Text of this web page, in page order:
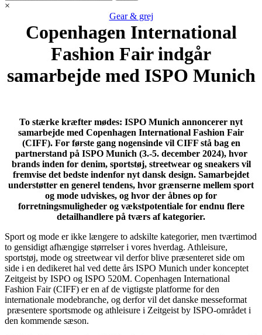
×
Gear & grej
Copenhagen International
Fashion Fair indgår
samarbejde med ISPO Munich
To stærke kræfter mødes: ISPO Munich annoncerer nyt
samarbejde med Copenhagen International Fashion Fair
(CIFF). For første gang nogensinde vil CIFF stå bag en
partnerstand på ISPOMunich (3.-5. december 2024), hvor
brands inden for denim, sportstøj, streetwear og sneakers vil
fremvise det bedste indenfor nyt dansk design. Samarbejdet
understøtter en generel tendens, hvor grænserne mellem sport
og mode udviskes, og hvor der åbnes op for
forretningsmuligheder og vækstpotentiale for endnu flere
detailhandlere på tværs af kategorier.
Sport og mode er ikke længere to adskilte kategorier, men tværtimod
to gensidigt afhængige størrelser i vores hverdag. Athleisure,
sportstøj, mode og streetwear vil derfor blive præsenteret side om
side i en dedikeret hal ved dette års ISPO Munich under konceptet
Zeitgeist by ISPO og ISPO 520M. Copenhagen International
Fashion Fair (CIFF) er en af de vigtigste platforme for den
internationale modebranche, og derfor vil det danske messeformat
præsentere sportsmode og athleisure i Zeitgeist by ISPO-området i
den kommende sæson.